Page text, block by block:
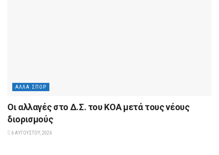
ΆΛΛΑ ΣΠΟΡ
Οι αλλαγές στο Δ.Σ. του ΚΟΑ μετά τους νέους
διορισμούς
6 ΑΥΓΟΎΣΤΟΥ, 2026